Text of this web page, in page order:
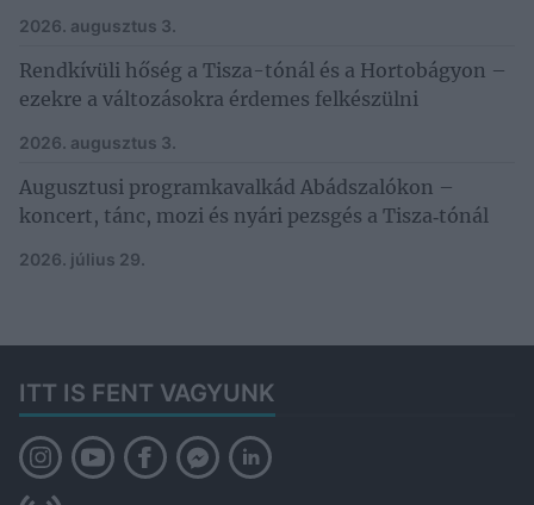
2026. augusztus 3.
Rendkívüli hőség a Tisza-tónál és a Hortobágyon –
ezekre a változásokra érdemes felkészülni
2026. augusztus 3.
Augusztusi programkavalkád Abádszalókon –
koncert, tánc, mozi és nyári pezsgés a Tisza‑tónál
2026. július 29.
ITT IS FENT VAGYUNK